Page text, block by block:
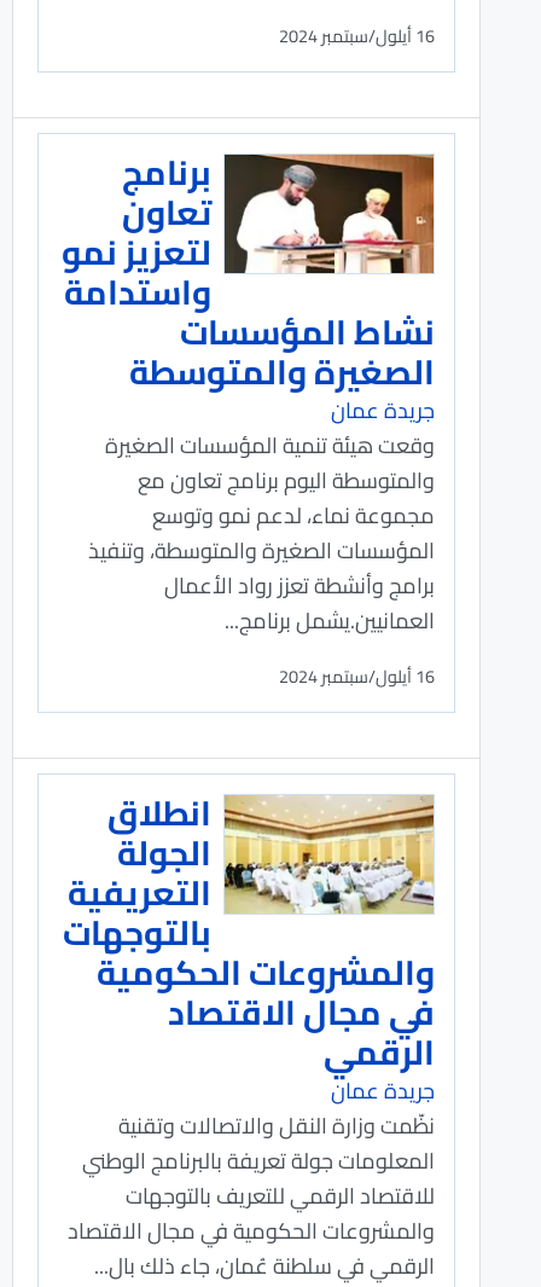
16 أيلول/سبتمبر 2024
برنامج
تعاون
لتعزيز نمو
واستدامة
نشاط المؤسسات
الصغيرة والمتوسطة
جريدة عمان
وقعت هيئة تنمية المؤسسات الصغيرة
والمتوسطة اليوم برنامج تعاون مع
مجموعة نماء، لدعم نمو وتوسع
المؤسسات الصغيرة والمتوسطة، وتنفيذ
برامج وأنشطة تعزز رواد الأعمال
العمانيين.يشمل برنامج...
16 أيلول/سبتمبر 2024
انطلاق
الجولة
التعريفية
بالتوجهات
والمشروعات الحكومية
في مجال الاقتصاد
الرقمي
جريدة عمان
نظّمت وزارة النقل والاتصالات وتقنية
المعلومات جولة تعريفة بالبرنامج الوطني
للاقتصاد الرقمي للتعريف بالتوجهات
والمشروعات الحكومية في مجال الاقتصاد
الرقمي في سلطنة عُمان، جاء ذلك بال...